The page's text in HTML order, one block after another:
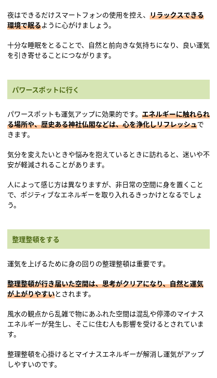
夜はできるだけスマートフォンの使用を控え、 リラックスできる
環境で眠るように心がけましょう。
十分な睡眠をとることで、自然と前向きな気持ちになり、良い運気
を引き寄せることにつながります。
パワースポットに行く
パワースポットも運気アップに効果的です。 エネルギーに触れられ
る場所や、歴史ある神社仏閣などは、心を浄化しリフレッシュで
きます。
気分を変えたいときや悩みを抱えているときに訪れると、迷いや不
安が軽減されることがあります。
人によって感じ方は異なりますが、非日常の空間に身を置くこと
で、ポジティブなエネルギーを取り入れるきっかけとなるでしょ
う。
整理整頓をする
運気を上げるために身の回りの整理整頓は重要です。
整理整頓が行き届いた空間は、思考がクリアになり、自然と運気
が上がりやすいとされます。
風水の観点から乱雑で物にあふれた空間は混乱や停滞のマイナス
エネルギーが発生し、そこに住む人も影響を受けるとされていま
す。
整理整頓を心掛けるとマイナスエネルギーが解消し運気がアップ
しやすいのです。